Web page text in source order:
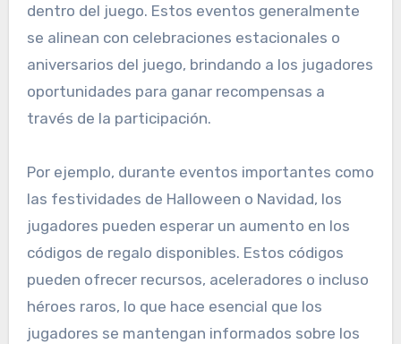
dentro del juego. Estos eventos generalmente
se alinean con celebraciones estacionales o
aniversarios del juego, brindando a los jugadores
oportunidades para ganar recompensas a
través de la participación.
Por ejemplo, durante eventos importantes como
las festividades de Halloween o Navidad, los
jugadores pueden esperar un aumento en los
códigos de regalo disponibles. Estos códigos
pueden ofrecer recursos, aceleradores o incluso
héroes raros, lo que hace esencial que los
jugadores se mantengan informados sobre los